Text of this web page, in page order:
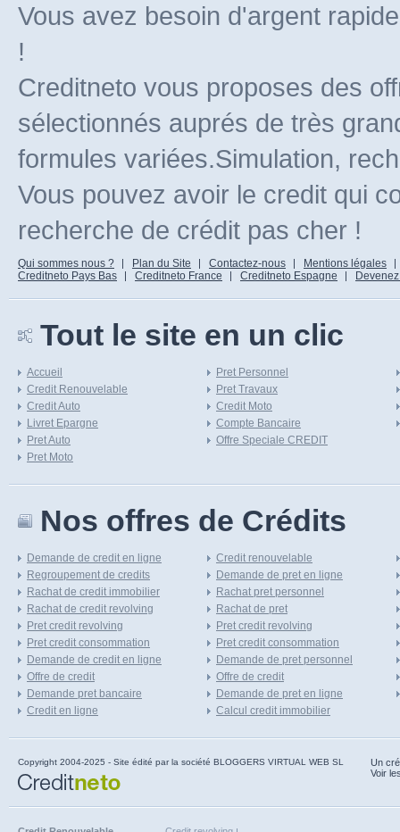
Vous avez besoin d'argent
!
Creditneto vous proposes des
sélectionnés auprés de très
formules variées.Simulation,
Vous pouvez avoir le credit qui
recherche de crédit pas cher !
Qui sommes nous ? Plan du Site Contactez-nous
Mentions légales
Creditneto Pays Bas
Creditneto France Creditneto Espagne
Tout le site en un clic
Accueil
Credit Renouvelable
Credit Auto
Livret Epargne
Pret Auto
Pret Moto
Pret Personnel
Pret Travaux
Credit Moto
Compte Bancaire
Offre Speciale CREDIT
Nos offres de Crédits
Demande de credit en ligne
Regroupement de credits
Rachat de credit immobilier
Rachat de credit revolving
Pret credit revolving
Pret credit consommation
Demande de credit en ligne
Offre de credit
Demande pret bancaire
Credit en ligne
Credit renouvelable
Demande de pret en ligne
Rachat pret personnel
Rachat de pret
Pret credit revolving
Pret credit consommation
Demande de pret personnel
Offre de credit
Demande de pret en ligne
Calcul credit immobilier
Copyright 2004-2025 - Site édité par la société BLOGGERS VIRTUAL WEB SL
Un
Voir